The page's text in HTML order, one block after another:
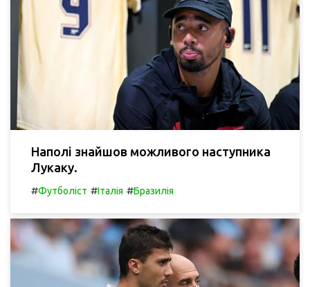
Наполі знайшов можливого наступника
Лукаку.
#Футболіст #Італія #Бразилія